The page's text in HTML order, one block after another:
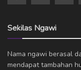
Sekilas Ngawi
Nama ngawi berasal
mendapat tambahan